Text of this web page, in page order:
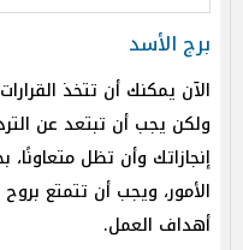
برج الأسد
الآن يمكنك أن تتخذ
ولكن يجب أن تبتعد عن
إنجازاتك وأن تظل
الأمور، ويجب أن تتمتع
أهداف العمل.